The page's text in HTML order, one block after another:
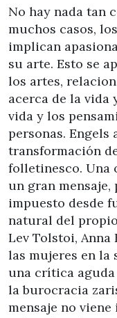
No hay nada tan
muchos casos,
implican
su arte. Esto se
los artes,
acerca de la vida
vida y los
personas.
transformación
folletinesco. Una
un gran mensaje,
impuesto desde
natural del
Lev Tolstoi,
las mujeres en la
una crítica aguda
la burocracia
mensaje no